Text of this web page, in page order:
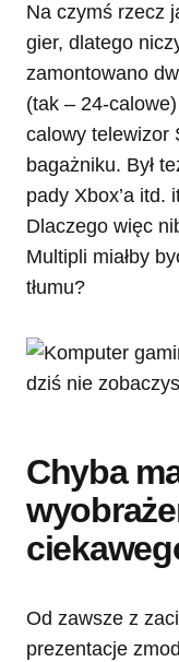
Na czymś rzecz
gier, dlatego
zamontowano
(tak – 24-
calowy telewizor
bagażniku. Był
pady Xbox’a itd.
Dlaczego więc
Multipli miałby
tłumu?
Chyba
Od zawsze z
prezentacje